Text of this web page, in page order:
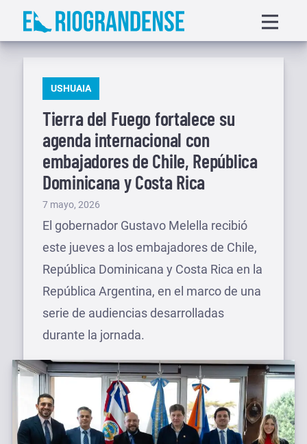
Saltar
menu
PUBLICADO
USHUAIA
Tierra del Fuego fortalece su
agenda internacional con
embajadores de Chile, República
Dominicana y Costa Rica
Publicado
el
7 mayo, 2026
El gobernador Gustavo Melella recibió
este jueves a los embajadores de Chile,
República Dominicana y Costa Rica en la
República Argentina, en el marco de una
serie de audiencias desarrolladas
durante la jornada.